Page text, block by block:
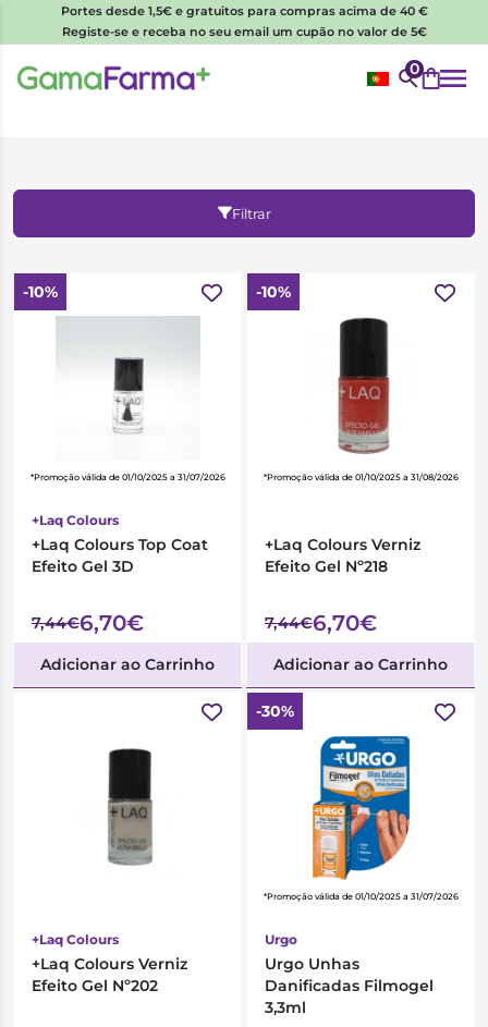
Portes desde 1,5€ e gratuitos para compras acima de 40 €
Registe-se e receba no seu email um cupão no valor de 5€
0
Filtrar
-10%
*Promoção válida de 01/10/2025 a 31/07/2026
+Laq Colours
+Laq Colours Top Coat
Efeito Gel 3D
7,44€6,70€
Adicionar ao Carrinho
-10%
*Promoção válida de 01/10/2025 a 31/08/2026
+Laq Colours Verniz
Efeito Gel Nº218
7,44€6,70€
Adicionar ao Carrinho
+Laq Colours
+Laq Colours Verniz
Efeito Gel Nº202
-30%
*Promoção válida de 01/10/2025 a 31/07/2026
Urgo
Urgo Unhas
Danificadas Filmogel
3,3ml